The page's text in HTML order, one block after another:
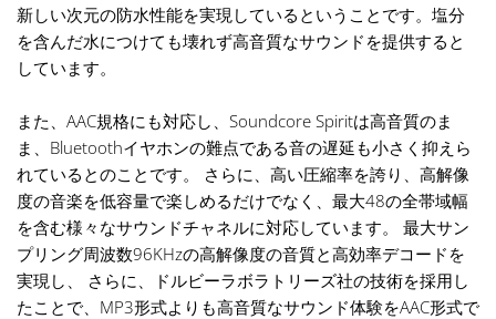
新しい次元の防水性能を実現しているということです。塩分
を含んだ水につけても壊れず高音質なサウンドを提供すると
しています。
また、AAC規格にも対応し、Soundcore Spiritは高音質のま
ま、Bluetoothイヤホンの難点である音の遅延も小さく抑えら
れているとのことです。 さらに、高い圧縮率を誇り、高解像
度の音楽を低容量で楽しめるだけでなく、最大48の全帯域幅
を含む様々なサウンドチャネルに対応しています。 最大サン
プリング周波数96KHzの高解像度の音質と高効率デコードを
実現し、 さらに、ドルビーラボラトリーズ社の技術を採用し
たことで、MP3形式よりも高音質なサウンド体験をAAC形式で